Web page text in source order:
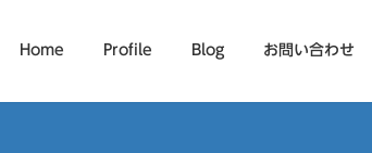
Home Profile Blog お問い合わせ